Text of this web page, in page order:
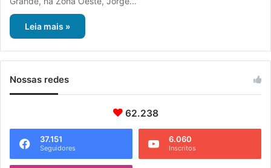
Leia mais »
Nossas redes
62.238
37.151
Seguidores
6.060
Inscritos